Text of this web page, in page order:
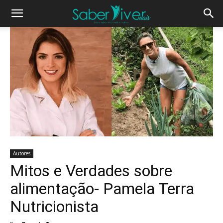
Autores
Mitos e Verdades sobre
alimentação- Pamela Terra
Nutricionista